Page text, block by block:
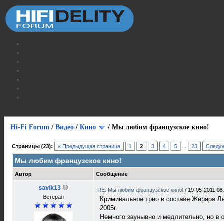
Hi-Fi Forum / Видео / Кино / Мы любим французское кино!
Страницы (23): « Предыдущая страница 1 2 3 4 5 23
Мы любим французское кино!
Автор Сообщение
savik13
Ветеран
RE: Мы любим французское кино! / 19-05-2011
Криминальное трио в составе Жерара
2005г.
Немного заунывно и медлительно, но